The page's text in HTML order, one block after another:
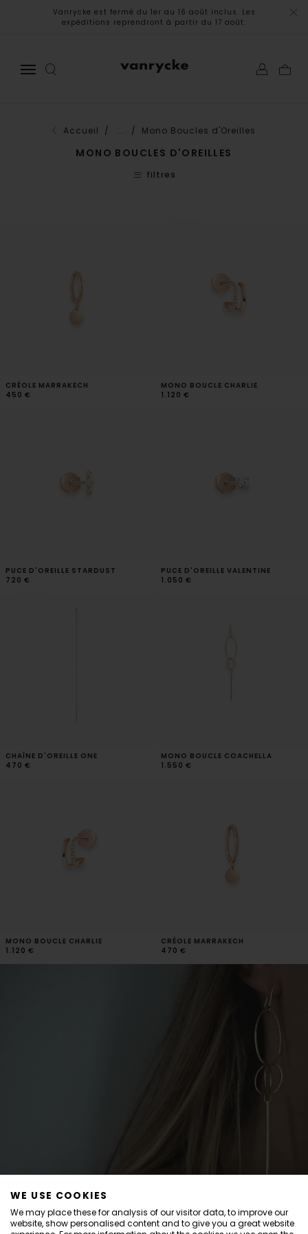
WE USE COOKIES
We may place these for analysis of our visitor data, to improve our
website, show personalised content and to give you a great website
Vanrycke est fermé du 1er au 16 août inclus. Les
expéditions reprendront à partir du 17 août.
Accueil / ... / Mono Boucles d'Oreilles
MONO BOUCLES D'OREILLES
filtres
CRÉOLE MARRAKECH
450 €
MONO BOUCLE CHARLIE
1.120 €
PUCE D'OREILLE STARDUST
720 €
PUCE D'OREILLE VALENTINE
1.050 €
CHAÎNE D'OREILLE ONE
470 €
MONO BOUCLE COACHELLA
1.550 €
MONO BOUCLE CHARLIE
1.120 €
CRÉOLE MARRAKECH
470 €
Informations